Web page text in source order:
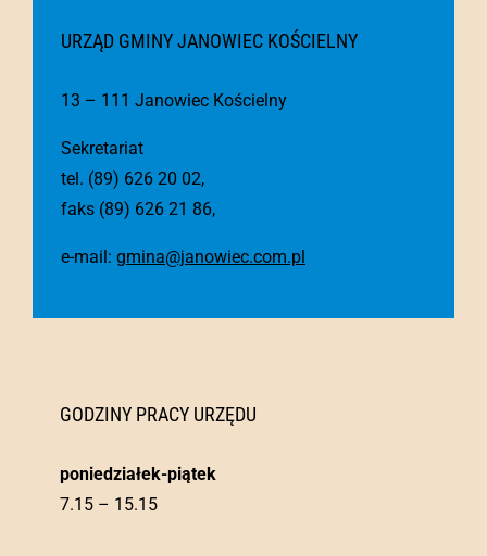
URZĄD GMINY JANOWIEC KOŚCIELNY
13 – 111 Janowiec Kościelny
Sekretariat
tel. (89) 626 20 02,
faks (89) 626 21 86,
e-mail: gmina@janowiec.com.pl
GODZINY PRACY URZĘDU
poniedziałek-piątek
7.15 – 15.15